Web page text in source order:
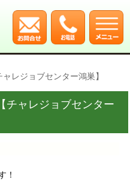
ャレジョブセンター鴻巣】
【チャレジョブセンター
！